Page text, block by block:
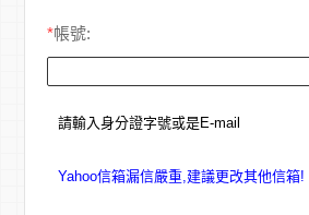
*帳號:
請輸入身分證字號或是E-mail
Yahoo信箱漏信嚴重,建議更改其他信箱!